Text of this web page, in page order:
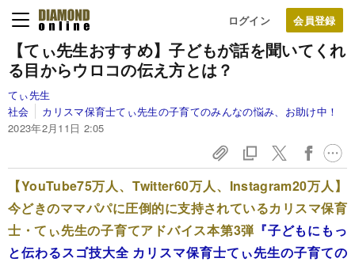
ログイン
【てぃ先生おすすめ】子どもが話を聞いてくれ
る目からウロコの伝え方とは？
てぃ先生
社会
カリスマ保育士てぃ先生の子育てのみんなの悩み、お助け中！
2023年2月11日 2:05
【YouTube75万人、Twitter60万人、Instagram20万人】
今どきのママパパに圧倒的に支持されているカリスマ保育
士・てぃ先生の子育てアドバイス本第3弾 『子どもにもっ
と伝わるスゴ技大全 カリスマ保育士てぃ先生の子育ての